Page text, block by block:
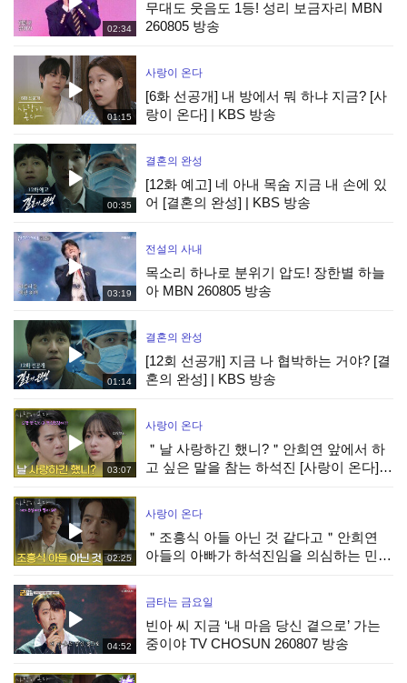
02:34
무대도 웃음도 1등! 성리 보금자리 MBN
260805 방송
01:15
사랑이 온다
[6화 선공개] 내 방에서 뭐 하냐 지금? [사
랑이 온다] | KBS 방송
00:35
결혼의 완성
[12화 예고] 네 아내 목숨 지금 내 손에 있
어 [결혼의 완성] | KBS 방송
03:19
전설의 사내
목소리 하나로 분위기 압도! 장한별 하늘
아 MBN 260805 방송
01:14
결혼의 완성
[12회 선공개] 지금 나 협박하는 거야? [결
혼의 완성] | KBS 방송
03:07
사랑이 온다
＂날 사랑하긴 했니?＂안희연 앞에서 하
고 싶은 말을 참는 하석진 [사랑이 온다] |
02:25
사랑이 온다
＂조흥식 아들 아닌 것 같다고＂안희연
아들의 아빠가 하석진임을 의심하는 민진
04:52
금타는 금요일
빈아 씨 지금 ‘내 마음 당신 곁으로’ 가는
중이야 TV CHOSUN 260807 방송